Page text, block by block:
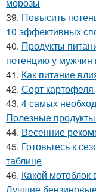
39. Повысить
10 эффективных
40. Продукты
потенцию у мужчин
41. Как питание
42. Сорт
43. 4 самых
Полезные
44. Весенние
45. Готовьтесь к
таблице
46. Какой мотоблок